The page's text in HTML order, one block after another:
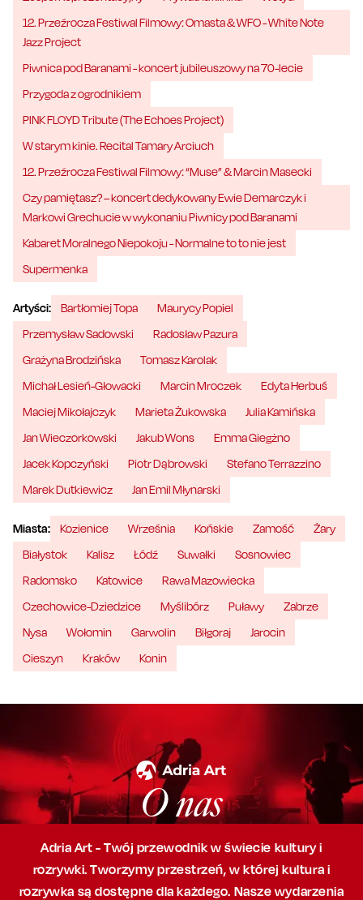
12. Przeźrocza Festiwal Filmowy: Omasta & WFO - White Note
Jazz Project
Piwnica pod Baranami - koncert jubileuszowy na 70-lecie
Przygoda z ogrodnikiem
PINK FLOYD Tribute (The Echoes Project)
W starym kinie. Recital Tamary Arciuch
12. Przeźrocza Festiwal Filmowy: “Muse” & Marcin Masecki
Czy pamiętasz? – koncert dedykowany Ewie Demarczyk i
Markowi Grechucie w wykonaniu Piwnicy pod Baranami
Kabaret Moralnego Niepokoju - Normalne to to nie jest
Supermenka
Artyści: Bartłomiej Topa
Maurycy Popiel
Przemysław Sadowski
Radosław Pazura
Grażyna Brodzińska
Tomasz Karolak
Michał Lesień-Głowacki
Marcin Mroczek
Edyta Herbuś
Maciej Mikołajczyk
Marieta Żukowska
Julia Kamińska
Jan Wieczorkowski
Jakub Wons
Emma Giegżno
Jacek Kopczyński
Piotr Dąbrowski
Stefano Terrazzino
Marek Dutkiewicz
Jan Emil Młynarski
Miasta: Kozienice Września Końskie Zamość
Żary
Białystok
Kalisz Łódź Suwałki
Sosnowiec
Radomsko
Katowice
Rawa Mazowiecka
Czechowice-Dziedzice
Myślibórz Puławy
Zabrze
Nysa
Wołomin Garwolin Biłgoraj
Jarocin
Cieszyn
Kraków Konin
O nas
Adria Art - Twój przewodnik w świecie kultury i
rozrywki. Tworzymy przestrzeń,w której kultura i
rozrywka są dostępne dla każdego. Nasze wydarzenia